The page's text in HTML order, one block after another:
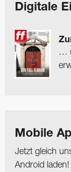
Digitale
…
Mobile
Jetzt gleich
Android laden!